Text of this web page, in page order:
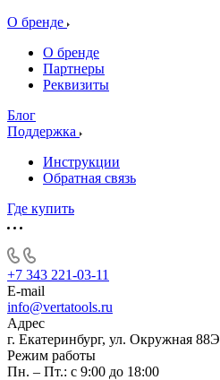
О бренде
О бренде
Партнеры
Реквизиты
Блог
Поддержка
Инструкции
Обратная связь
Где купить
+7 343 221-03-11
E-mail
info@vertatools.ru
Адрес
г. Екатеринбург, ул. Окружная 88Э
Режим работы
Пн. – Пт.: с 9:00 до 18:00